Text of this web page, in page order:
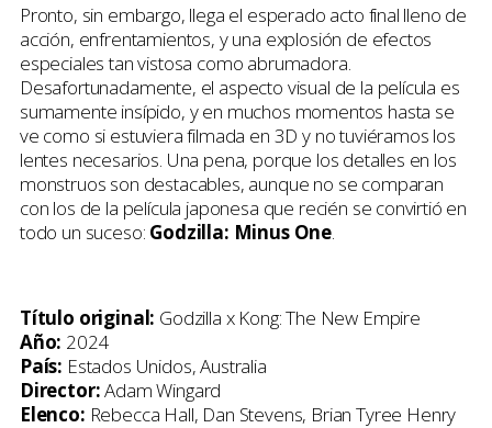
Pronto, sin embargo, llega el esperado acto final lleno de
acción, enfrentamientos, y una explosión de efectos
especiales tan vistosa como abrumadora.
Desafortunadamente, el aspecto visual de la película es
sumamente insípido, y en muchos momentos hasta se
ve como si estuviera filmada en 3D y no tuviéramos los
lentes necesarios. Una pena, porque los detalles en los
monstruos son destacables, aunque no se comparan
con los de la película japonesa que recién se convirtió en
todo un suceso: Godzilla: Minus One.
Título original: Godzilla x Kong: The New Empire
Año: 2024
País: Estados Unidos, Australia
Director:Adam Wingard
Elenco: Rebecca Hall, Dan Stevens, Brian Tyree Henry